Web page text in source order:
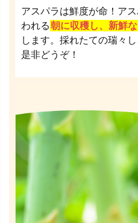
アスパラは鮮度が命！ア
われる朝に収穫し、新鮮
します。採れたての瑞々
是非どうぞ！